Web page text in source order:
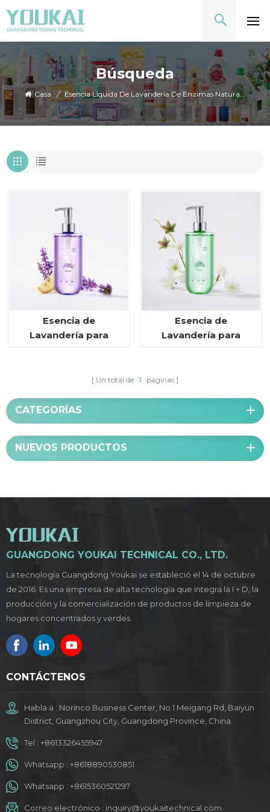
Búsqueda
Casa / Esencia Líquida De Lavandería De Enzimas Naturales
Esencia de
Lavandería para
Esencia de
Lavandería para
Un total de 1 páginas
CATEGORÍAS
NUEVOS PRODUCTOS
GUANGDONG YOUKAI TECHNICAL CO., LTD.
La tecnología Guangdong Youkai se estableció el 14 de octubre
de 2016. Es una empresa de alta tecnología que integra la I + D, la
producción y la comercialización de productos de limpieza de
hogares concentrados y verdes.
CONTÁCTENOS
Habla a : Norinco Business Center, No.1 Meigang Rd, Baiyun
District, Guangzhou City, Guangdong Province, China.
Tel : +8613326455947
Whatsapp : +8618890530851
Whatsapp : +8615360521297
Correo electrónico : inquiry@youkaitechnical.com